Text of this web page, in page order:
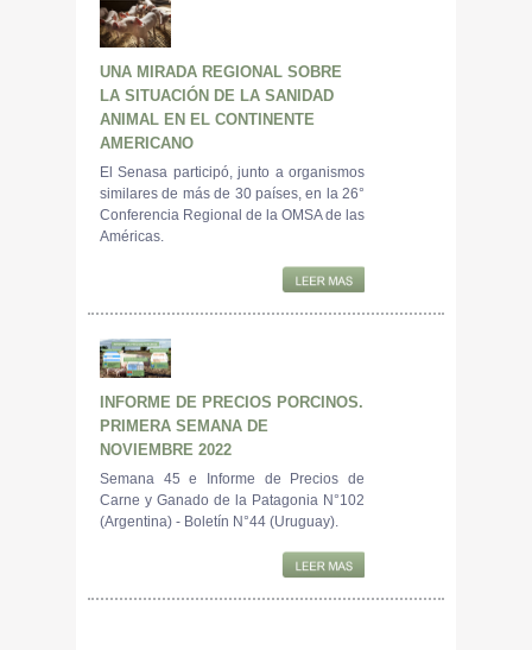
UNA MIRADA REGIONAL SOBRE
LA SITUACIÓN DE LA SANIDAD
ANIMAL EN EL CONTINENTE
AMERICANO
El Senasa participó, junto a organismos
similares de más de 30 países, en la 26°
Conferencia Regional de la OMSA de las
Américas.
INFORME DE PRECIOS PORCINOS.
PRIMERA SEMANA DE
NOVIEMBRE 2022
Semana 45 e Informe de Precios de
Carne y Ganado de la Patagonia N°102
(Argentina) - Boletín N°44 (Uruguay).